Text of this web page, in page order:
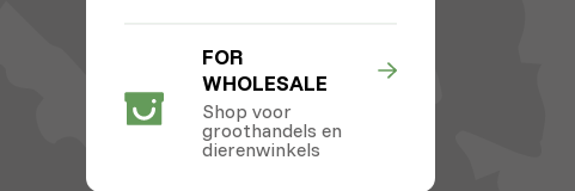
FOR
WHOLESALE
Shop voor
groothandels en
dierenwinkels